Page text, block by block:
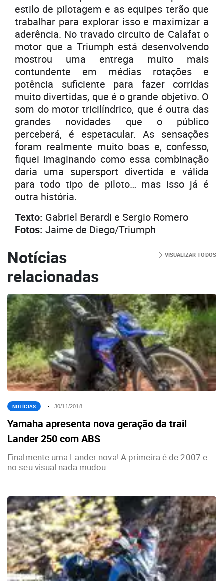
estilo de pilotagem e as equipes terão que
trabalhar para explorar isso e maximizar a
aderência. No travado circuito de Calafat o
motor que a Triumph está desenvolvendo
mostrou uma entrega muito mais
contundente em médias rotações e
potência suficiente para fazer corridas
muito divertidas, que é o grande objetivo. O
som do motor tricilíndrico, que é outra das
grandes novidades que o público
perceberá, é espetacular. As sensações
foram realmente muito boas e, confesso,
fiquei imaginando como essa combinação
daria uma supersport divertida e válida
para todo tipo de piloto… mas isso já é
outra história.
Texto: Gabriel Berardi e Sergio Romero
Fotos: Jaime de Diego/Triumph
Notícias
relacionadas
VISUALIZAR TODOS
NOTÍCIAS 30/11/2018
Yamaha apresenta nova geração da trail
Lander 250 com ABS
Finalmente uma Lander nova! A primeira é de 2007 e
no seu visual nada mudou...